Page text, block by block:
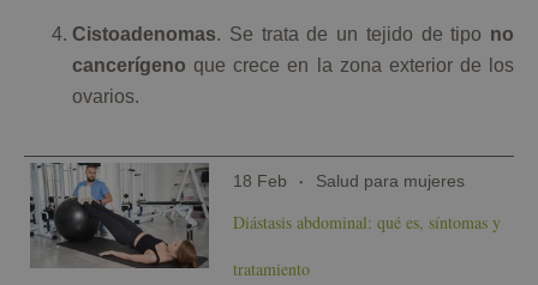
Cistoadenomas. Se trata de un tejido de tipo no
cancerígeno que crece en la zona exterior de los
ovarios.
18 Feb Salud para mujeres
Diástasis abdominal: qué es, síntomas y
tratamiento